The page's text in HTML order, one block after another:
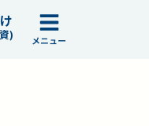
) メニュー